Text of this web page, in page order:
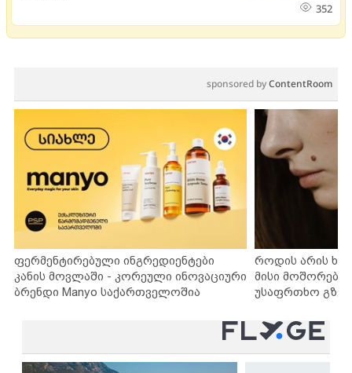
352
sponsored byContentRoom
ფერმენტირებული ინგრედიენტები
კანის მოვლაში - კორეული ინოვაციური
ბრენდი Manyo საქართველოშია
როდის არის
მისი
უსაფრთხო